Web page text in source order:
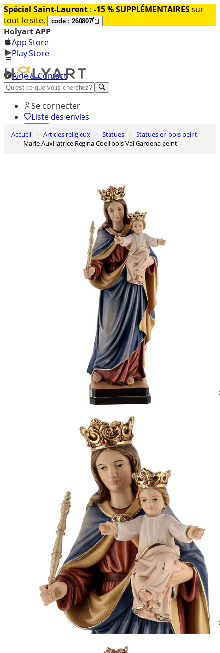
Spécial Saint-Laurent : -15 % SUPPLÉMENTAIRESsur
tout le site,
code : 260807
Holyart APP
App Store
Play Store
Aide & Contact
Découvrez Premium
Se connecter
Liste des envies
0
Panier
Accueil Articles religieux Statues
Statues en bois peint
Marie Auxiliatrice Regina Coeli bois Val Gardena peint